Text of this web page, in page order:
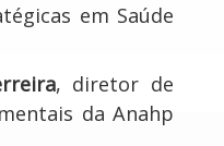
em Saúde
, diretor de
da Anahp